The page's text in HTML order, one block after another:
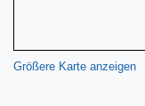
Größere Karte anzeigen